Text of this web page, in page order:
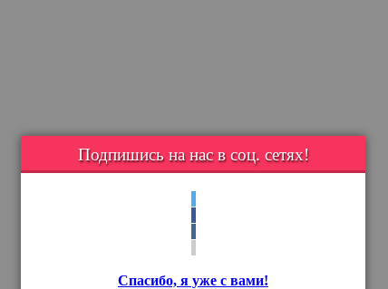
Подпишись на нас в соц. сетях!
Спасибо, я уже с вами!